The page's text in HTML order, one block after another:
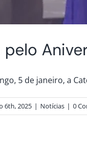
pelo
5 de janeiro, a
6th, 2025 | Notícias | 0